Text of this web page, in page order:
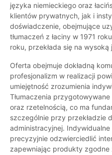
języka niemieckiego oraz
klientów prywatnych, jak i
doświadczenie, obejmujące
tłumaczeń z łaciny w 1971
roku, przekłada się na
Oferta obejmuje dokładną
profesjonalizm w realizacji
umiejętność zrozumienia
Tłumaczenia
oraz rzetelnością, co ma
szczególnie przy przekładzie
administracyjnej.
precyzyjnie odzwierciedlić
zapewniając produkty zgodne